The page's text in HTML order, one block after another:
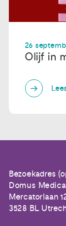
26
Olijf in
Bezoekadres
Domus Medica
Mercatorlaan
3528 BL